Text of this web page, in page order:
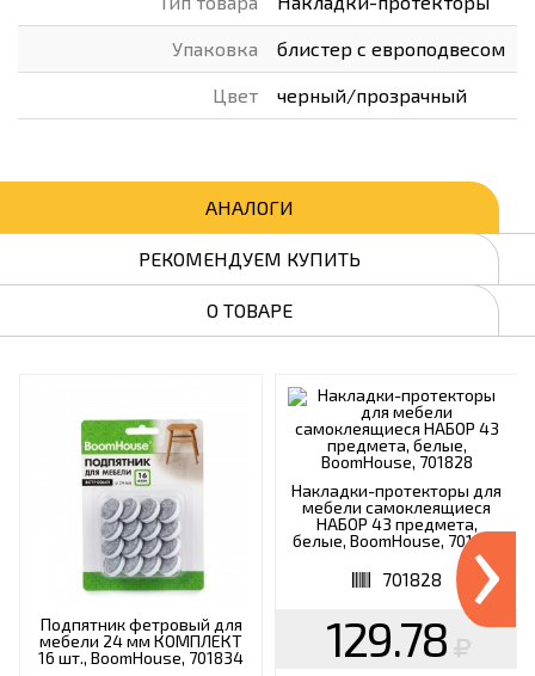
Упаковка блистер с европодвесом
Цвет черный/прозрачный
АНАЛОГИ
РЕКОМЕНДУЕМ КУПИТЬ
О ТОВАРЕ
Подпятник фетровый для
мебели 24 мм КОМПЛЕКТ
16 шт., BoomHouse, 701834
Накладки-протекторы для
мебели самоклеящиеся
НАБОР 43 предмета,
белые, BoomHouse, 701828
701828
129.78
›